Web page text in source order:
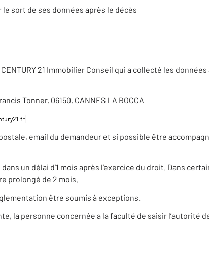
sort de ses données après le décès
21 Immobilier Conseil qui a collecté les
Tonner, 06150, CANNES LA BOCCA
email du demandeur et si possible être
un délai d’1 mois après l’exercice du droit. Dans
prolongé de 2 mois.
être soumis à exceptions.
la personne concernée a la faculté de saisir l’autorité